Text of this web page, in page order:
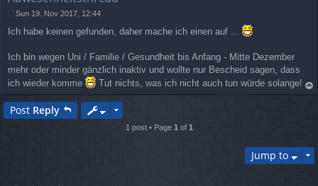
o
t
Sun 19. Nov 2017, 12:44
Ich habe keinen gefunden, daher mache ich einen auf ...
Ich bin wegen Uni / Familie / Gesundheit bis Anfang - Mitte Dezember
mehr oder minder gänzlich inaktiv und wollte nur Bescheid sagen, dass
ich wieder komme
Tut nichts, was ich nicht auch tun würde solange!
op
Post Reply
1 post • Page 1 of 1
Jump to